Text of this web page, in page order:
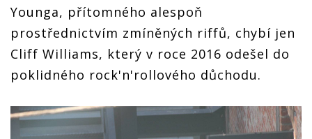
Younga, přítomného alespoň
prostřednictvím zmíněných riffů, chybí jen
Cliff Williams, který v roce 2016 odešel do
poklidného rock'n'rollového důchodu.